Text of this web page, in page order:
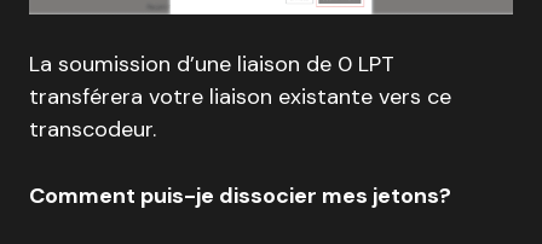
La soumission d’une liaison de 0 LPT
transférera votre liaison existante vers ce
transcodeur.
Comment puis-je dissocier mes jetons?